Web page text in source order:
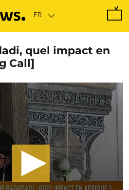
quel impact en
Call]